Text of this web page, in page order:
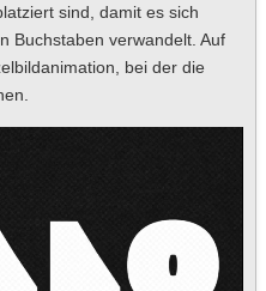
sind, damit es sich
Buchstaben verwandelt. Auf
bei der die